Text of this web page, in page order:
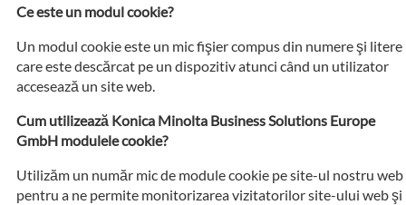
Ce este un modul cookie?
Un modul cookie este un mic fişier compus din numere şi litere
care este descărcat pe un dispozitiv atunci când un utilizator
accesează un site web.
Cum utilizează Konica Minolta Business Solutions Europe
GmbH modulele cookie?
Utilizăm un număr mic de module cookie pe site-ul nostru web
pentru a ne permite monitorizarea vizitatorilor site-ului web şi